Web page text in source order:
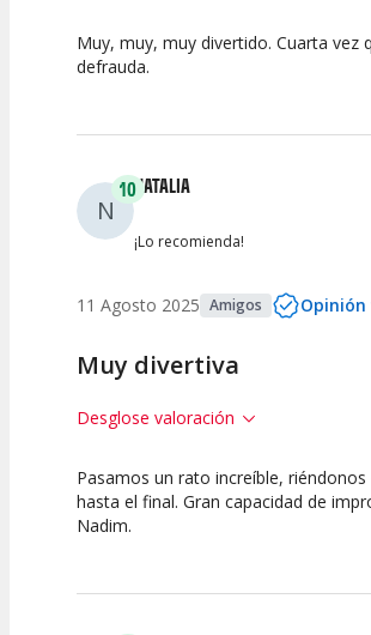
10 10 10
Muy, muy, muy divertido. Cuarta vez
defrauda.
N
10NATALIA
¡Lo recomienda!
11 Agosto 2025 Amigos Opinión
Muy divertiva
Desglose valoración
10
Calidad del
10 10
Pasamos un rato increíble, riéndonos
hasta el final. Gran capacidad de
Nadim.